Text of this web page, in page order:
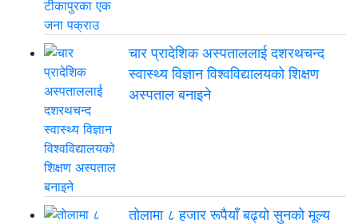
चार प्रादेशिक अस्पताललाई दशरथचन्द
स्वास्थ्य विज्ञान विश्वविद्यालयको शिक्षण
अस्पताल बनाइने
तोलामा ८ हजार रूपैयाँ बढ्यो सुनको मूल्य